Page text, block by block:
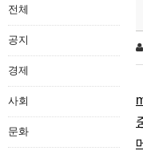
전체
공지
경제
사회
문화